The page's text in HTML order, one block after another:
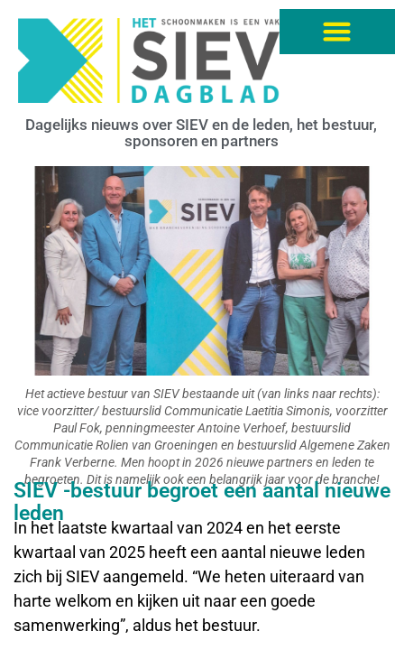
Dagelijks nieuws over SIEV en de leden, het bestuur,
sponsoren en partners
Het actieve bestuur van SIEV bestaande uit (van links naar rechts):
vice voorzitter/ bestuurslid Communicatie Laetitia Simonis, voorzitter
Paul Fok, penningmeester Antoine Verhoef, bestuurslid
Communicatie Rolien van Groeningen en bestuurslid Algemene Zaken
Frank Verberne. Men hoopt in 2026 nieuwe partners en leden te
begroeten. Dit is namelijk ook een belangrijk jaar voor de branche!
SIEV -bestuur begroet een aantal nieuwe
leden
In het laatste kwartaal van 2024 en het eerste
kwartaal van 2025 heeft een aantal nieuwe leden
zich bij SIEV aangemeld. “We heten uiteraard van
harte welkom en kijken uit naar een goede
samenwerking”, aldus het bestuur.